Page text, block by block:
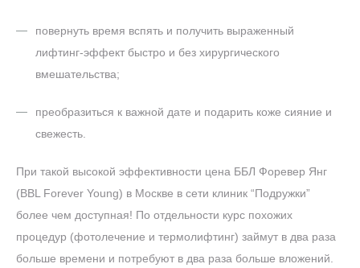
повернуть время вспять и получить выраженный
лифтинг-эффект быстро и без хирургического
вмешательства;
преобразиться к важной дате и подарить коже сияние и
свежесть.
При такой высокой эффективности цена ББЛ Форевер Янг
(BBL Forever Young) в Москве в сети клиник “Подружки”
более чем доступная! По отдельности курс похожих
процедур (фотолечение и термолифтинг) займут в два раза
больше времени и потребуют в два раза больше вложений.